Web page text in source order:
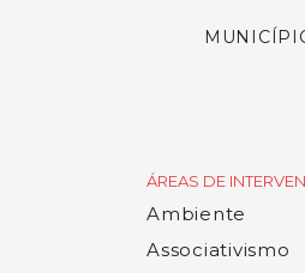
ÁREAS DE
Ambiente
Associativismo